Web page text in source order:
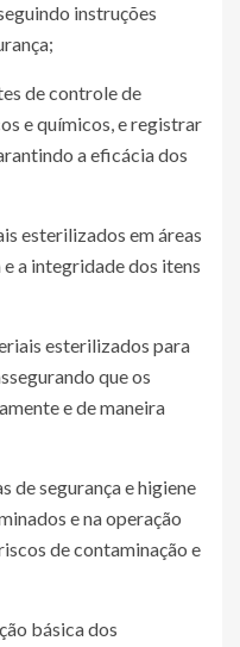
instruções
de controle de
e químicos, e registrar
a eficácia dos
esterilizados em áreas
a integridade dos itens
esterilizados para
que os
e de maneira
de segurança e higiene
e na operação
de contaminação e
básica dos